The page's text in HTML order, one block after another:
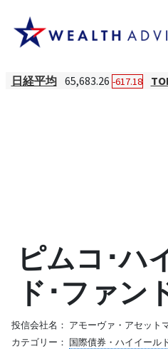
日経平均 65,683.26 -617.18
ピムコ･ハ
ド･ファン
投信会社名： アモーヴァ・アセット
カテゴリー： 国際債券・ハイイール